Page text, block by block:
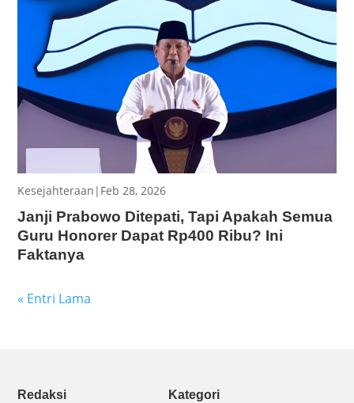
Janji Prabowo Ditepati, Tapi Apakah Semua
Guru Honorer Dapat Rp400 Ribu? Ini
Faktanya
Feb 28, 2026
|
Kesejahteraan
« Entri Lama
Redaksi Kategori